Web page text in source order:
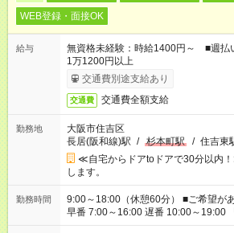
WEB登録・面接OK
給与
無資格未経験：時給1400円～ ■週
1万1200円以上
交通費別途支給あり
交通費 交通費全額支給
勤務地
大阪市住吉区
長居(阪和線)駅 / 杉本町駅 / 住吉東
≪自宅からドアtoドアで30分以内
します。
勤務時間
9:00～18:00（休憩60分） ■ご希望があれば下記シフトもOK！
早番 7:00～16:00 遅番 10:00～19:00 「家族と休みを合わせた
い」 「余裕を持って夕飯の準備がし